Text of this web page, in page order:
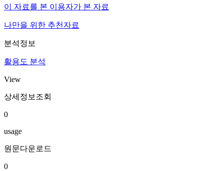
이 자료를 본 이용자가 본 자료
나만을 위한 추천자료
분석정보
활용도 분석
View
상세정보조회
0
usage
원문다운로드
0